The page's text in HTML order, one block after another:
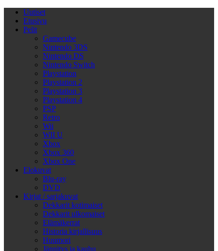
Uutiset
Etusivu
Pelit
Gamecube
Nintendo 3DS
Nintendo DS
Nintendo Switch
Playstation
Playstation 2
Playstation 3
Playstation 4
PSP
Retro
Wii
WII U
Xbox
Xbox 360
Xbox One
Elokuvat
Blu-ray
DVD
Kirjat / sarjakuvat
Dekkarit kotimaiset
Dekkarit ulkomaiset
Elämäkerrat
Historia kirjallisuus
Huumori
Jännitys ja kauhu